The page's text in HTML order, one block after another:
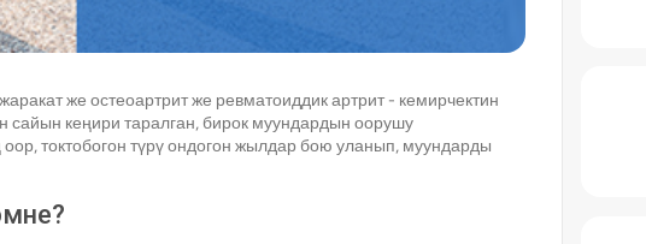
же остеоартрит же ревматоиддик артрит - кемирчектин
кеңири таралган, бирок муундардын оорушу
токтобогон түрү ондогон жылдар бою уланып, муундарды